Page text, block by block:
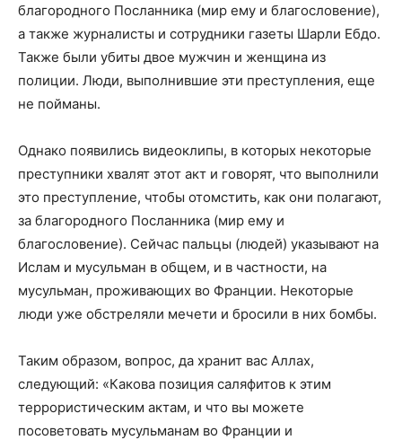
благородного Посланника (мир ему и благословение),
а также журналисты и сотрудники газеты Шарли Ебдо.
Также были убиты двое мужчин и женщина из
полиции. Люди, выполнившие эти преступления, еще
не пойманы.
Однако появились видеоклипы, в которых некоторые
преступники хвалят этот акт и говорят, что выполнили
это преступление, чтобы отомстить, как они полагают,
за благородного Посланника (мир ему и
благословение). Сейчас пальцы (людей) указывают на
Ислам и мусульман в общем, и в частности, на
мусульман, проживающих во Франции. Некоторые
люди уже обстреляли мечети и бросили в них бомбы.
Таким образом, вопрос, да хранит вас Аллах,
следующий: «Какова позиция саляфитов к этим
террористическим актам, и что вы можете
посоветовать мусульманам во Франции и